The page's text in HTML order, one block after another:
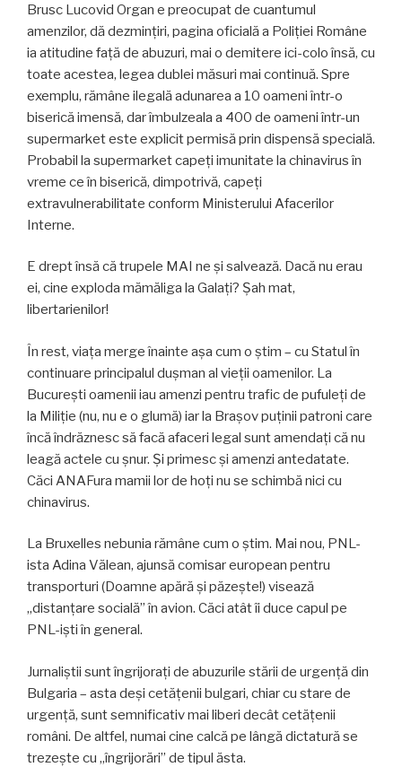
Brusc Lucovid Organ e preocupat de cuantumul
amenzilor, dă dezmințiri, pagina oficială a Poliției Române
ia atitudine față de abuzuri, mai o demitere ici-colo însă, cu
toate acestea, legea dublei măsuri mai continuă. Spre
exemplu, rămâne ilegală adunarea a 10 oameni într-o
biserică imensă, dar îmbulzeala a 400 de oameni într-un
supermarket este explicit permisă prin dispensă specială.
Probabil la supermarket capeți imunitate la chinavirus în
vreme ce în biserică, dimpotrivă, capeți
extravulnerabilitate conform Ministerului Afacerilor
Interne.
E drept însă că trupele MAI ne și salvează. Dacă nu erau
ei, cine exploda mămăliga la Galați? Șah mat,
libertarienilor!
În rest, viața merge înainte așa cum o știm – cu Statul în
continuare principalul dușman al vieții oamenilor. La
București oamenii iau amenzi pentru trafic de pufuleți de
la Miliție (nu, nu e o glumă) iar la Brașov puținii patroni care
încă îndrăznesc să facă afaceri legal sunt amendați că nu
leagă actele cu șnur. Și primesc și amenzi antedatate.
Căci ANAFura mamii lor de hoți nu se schimbă nici cu
chinavirus.
La Bruxelles nebunia rămâne cum o știm. Mai nou, PNL-
ista Adina Vălean, ajunsă comisar european pentru
transporturi (Doamne apără și păzește!) visează
„distanțare socială” în avion. Căci atât îi duce capul pe
PNL-iști în general.
Jurnaliștii sunt îngrijorați de abuzurile stării de urgență din
Bulgaria – asta deși cetățenii bulgari, chiar cu stare de
urgență, sunt semnificativ mai liberi decât cetățenii
români. De altfel, numai cine calcă pe lângă dictatură se
trezește cu „îngrijorări” de tipul ăsta.